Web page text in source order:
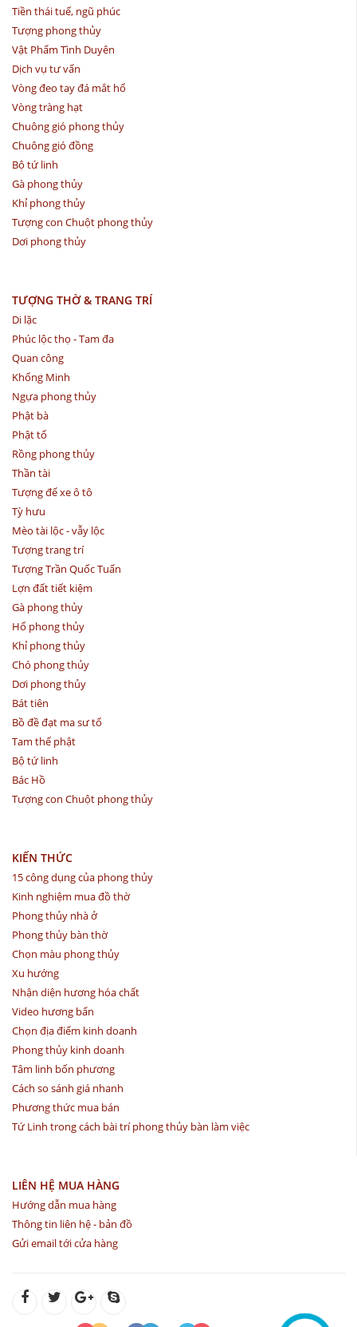
Tiền thái tuế, ngũ phúc
Tượng phong thủy
Vật Phẩm Tình Duyên
Dịch vụ tư vấn
Vòng đeo tay đá mắt hổ
Vòng tràng hạt
Chuông gió phong thủy
Chuông gió đồng
Bộ tứ linh
Gà phong thủy
Khỉ phong thủy
Tượng con Chuột phong thủy
Dơi phong thủy
TƯỢNG THỜ & TRANG TRÍ
Di lặc
Phúc lộc thọ - Tam đa
Quan công
Khổng Minh
Ngựa phong thủy
Phật bà
Phật tổ
Rồng phong thủy
Thần tài
Tượng để xe ô tô
Tỳ hưu
Mèo tài lộc - vẫy lộc
Tượng trang trí
Tượng Trần Quốc Tuấn
Lợn đất tiết kiệm
Gà phong thủy
Hổ phong thủy
Khỉ phong thủy
Chó phong thủy
Dơi phong thủy
Bát tiên
Bồ đề đạt ma sư tổ
Tam thế phật
Bộ tứ linh
Bác Hồ
Tượng con Chuột phong thủy
KIẾN THỨC
15 công dụng của phong thủy
Kinh nghiệm mua đồ thờ
Phong thủy nhà ở
Phong thủy bàn thờ
Chọn màu phong thủy
Xu hướng
Nhận diện hương hóa chất
Video hương bẩn
Chọn địa điểm kinh doanh
Phong thủy kinh doanh
Tâm linh bốn phương
Cách so sánh giá nhanh
Phương thức mua bán
Tứ Linh trong cách bài trí phong thủy bàn làm việc
LIÊN HỆ MUA HÀNG
Hướng dẫn mua hàng
Thông tin liên hệ - bản đồ
Gửi email tới cửa hàng